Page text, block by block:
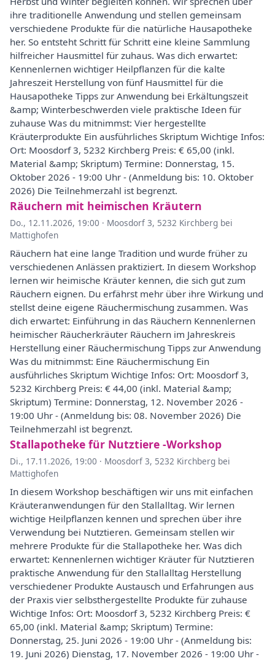
ihre traditionelle Anwendung und stellen gemeinsam
verschiedene Produkte für die natürliche Hausapotheke
her. So entsteht Schritt für Schritt eine kleine Sammlung
hilfreicher Hausmittel für zuhaus. Was dich erwartet:
Kennenlernen wichtiger Heilpflanzen für die kalte
Jahreszeit Herstellung von fünf Hausmittel für die
Hausapotheke Tipps zur Anwendung bei Erkältungszeit
&amp; Winterbeschwerden viele praktische Ideen für
zuhause Was du mitnimmst: Vier hergestellte
Kräuterprodukte Ein ausführliches Skriptum Wichtige Infos:
Ort: Moosdorf 3, 5232 Kirchberg Preis: € 65,00 (inkl.
Material &amp; Skriptum) Termine: Donnerstag, 15.
Oktober 2026 - 19:00 Uhr - (Anmeldung bis: 10. Oktober
2026) Die Teilnehmerzahl ist begrenzt.
Räuchern mit heimischen Kräutern
Do., 12.11.2026, 19:00 · Moosdorf 3, 5232 Kirchberg bei
Mattighofen
Räuchern hat eine lange Tradition und wurde früher zu
verschiedenen Anlässen praktiziert. In diesem Workshop
lernen wir heimische Kräuter kennen, die sich gut zum
Räuchern eignen. Du erfährst mehr über ihre Wirkung und
stellst deine eigene Räuchermischung zusammen. Was
dich erwartet: Einführung in das Räuchern Kennenlernen
heimischer Räucherkräuter Räuchern im Jahreskreis
Herstellung einer Räuchermischung Tipps zur Anwendung
Was du mitnimmst: Eine Räuchermischung Ein
ausführliches Skriptum Wichtige Infos: Ort: Moosdorf 3,
5232 Kirchberg Preis: € 44,00 (inkl. Material &amp;
Skriptum) Termine: Donnerstag, 12. November 2026 -
19:00 Uhr - (Anmeldung bis: 08. November 2026) Die
Teilnehmerzahl ist begrenzt.
Stallapotheke für Nutztiere -Workshop
Di., 17.11.2026, 19:00 · Moosdorf 3, 5232 Kirchberg bei
Mattighofen
In diesem Workshop beschäftigen wir uns mit einfachen
Kräuteranwendungen für den Stallalltag. Wir lernen
wichtige Heilpflanzen kennen und sprechen über ihre
Verwendung bei Nutztieren. Gemeinsam stellen wir
mehrere Produkte für die Stallapotheke her. Was dich
erwartet: Kennenlernen wichtiger Kräuter für Nutztieren
praktische Anwendung für den Stallalltag Herstellung
verschiedener Produkte Austausch und Erfahrungen aus
der Praxis vier selbsthergestellte Produkte für zuhause
Wichtige Infos: Ort: Moosdorf 3, 5232 Kirchberg Preis: €
65,00 (inkl. Material &amp; Skriptum) Termine:
Donnerstag, 25. Juni 2026 - 19:00 Uhr - (Anmeldung bis:
19. Juni 2026) Dienstag, 17. November 2026 - 19:00 Uhr -